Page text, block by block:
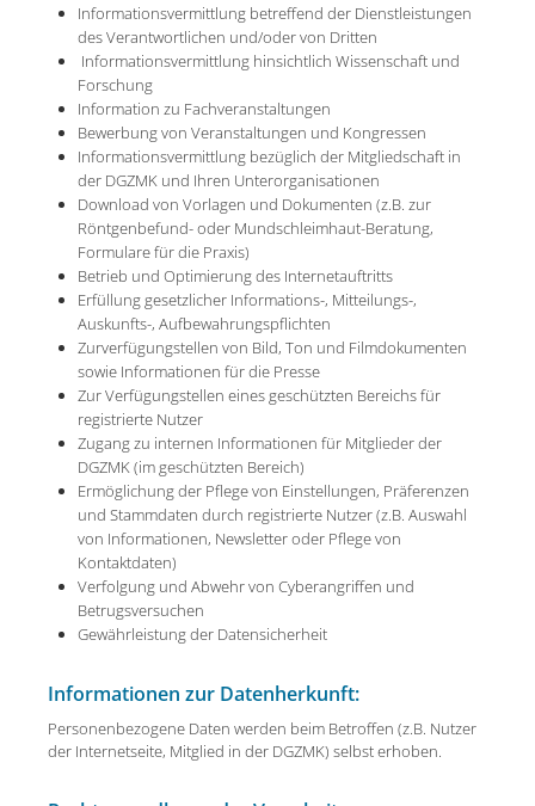
Informationsvermittlung betreffend der Dienstleistungen
des Verantwortlichen und/oder von Dritten
Informationsvermittlung hinsichtlich Wissenschaft und
Forschung
Information zu Fachveranstaltungen
Bewerbung von Veranstaltungen und Kongressen
Informationsvermittlung bezüglich der Mitgliedschaft in
der DGZMK und Ihren Unterorganisationen
Download von Vorlagen und Dokumenten (z.B. zur
Röntgenbefund- oder Mundschleimhaut-Beratung,
Formulare für die Praxis)
Betrieb und Optimierung des Internetauftritts
Erfüllung gesetzlicher Informations-, Mitteilungs-,
Auskunfts-, Aufbewahrungspflichten
Zurverfügungstellen von Bild, Ton und Filmdokumenten
sowie Informationen für die Presse
Zur Verfügungstellen eines geschützten Bereichs für
registrierte Nutzer
Zugang zu internen Informationen für Mitglieder der
DGZMK (im geschützten Bereich)
Ermöglichung der Pflege von Einstellungen, Präferenzen
und Stammdaten durch registrierte Nutzer (z.B. Auswahl
von Informationen, Newsletter oder Pflege von
Kontaktdaten)
Verfolgung und Abwehr von Cyberangriffen und
Betrugsversuchen
Gewährleistung der Datensicherheit
Informationen zur Datenherkunft:
Personenbezogene Daten werden beim Betroffen (z.B. Nutzer
der Internetseite, Mitglied in der DGZMK) selbst erhoben.